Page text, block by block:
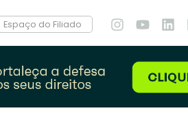
Espaço do Filiado